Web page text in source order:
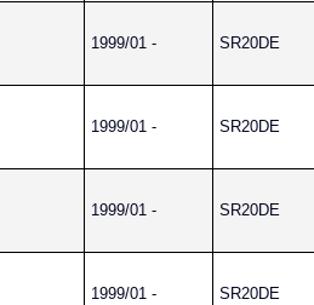
1999/01 - SR20DE
1999/01 - SR20DE
1999/01 - SR20DE
1999/01 - SR20DE